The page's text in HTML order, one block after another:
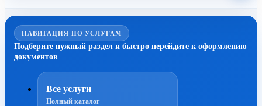
НАВИГАЦИЯ ПО УСЛУГАМ
Подберите нужный раздел и быстро перейдите к оформлению
документов
Все услуги
Полный каталог